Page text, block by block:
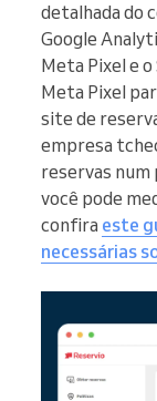
detalhada do
Google
Meta Pixel e
Meta Pixel
site de
empresa
reservas num
você pode
confira este
necessárias